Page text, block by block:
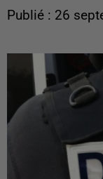
Publié : 26